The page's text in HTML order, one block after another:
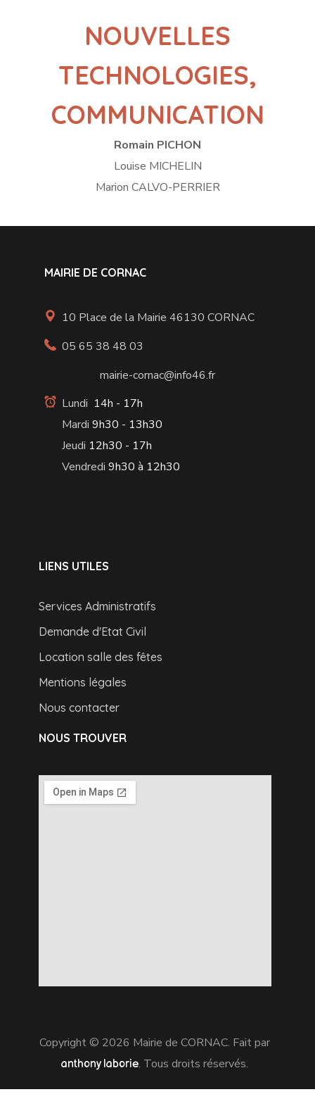
NOUVELLES
TECHNOLOGIES,
COMMUNICATION
Romain PICHON
Louise MICHELIN
Marion CALVO-PERRIER
MAIRIE DE CORNAC
10 Place de la Mairie 46130 CORNAC
05 65 38 48 03
mairie-cornac@info46.fr
Lundi 14h - 17h
Mardi9h30 - 13h30
Jeudi 12h30 - 17h
Vendredi 9h30 à 12h30
LIENS UTILES
Services Administratifs
Demande d'Etat Civil
Location salle des fêtes
Mentions légales
Nous contacter
NOUS TROUVER
Copyright © 2026 Mairie de CORNAC. Fait par
anthony laborie. Tous droits réservés.